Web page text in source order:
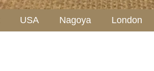
USA Nagoya London